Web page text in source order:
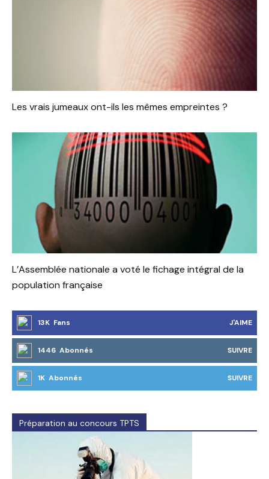
Les vrais jumeaux ont-ils les mêmes empreintes ?
L’Assemblée nationale a voté le fichage intégral de la
population française
13K Fans J'AIME
1446 Abonnés SUIVRE
1K Abonnés SUIVRE
Préparation au concours TPTS